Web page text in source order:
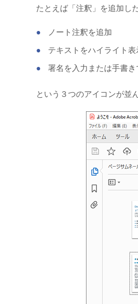
たとえば「注釈」を追加し
ノート注釈を追加
テキストをハイライト表
署名を入力または手書
という３つのアイコンが並